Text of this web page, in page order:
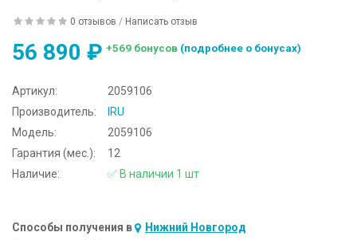
0 отзывов / Написать отзыв
56 890 ₽ +569 бонусов (подробнее о бонусах)
Артикул:
2059106
Производитель:
IRU
Модель:
2059106
Гарантия (мес.):
12
Наличие:
✅ В наличии 1 шт
Способы получения в Нижний Новгород